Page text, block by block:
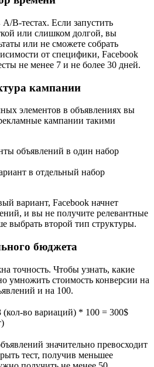
B-тестах. Если запустить
или слишком долгой, вы
или не сможете собрать
от специфики, Facebook
не менее 7 и не более 30 дней.
кампании
элементов в объявлениях вы
кампании такими
объявлений в один набор
в отдельный набор
вариант, Facebook начнет
и вы не получите релевантные
выбрать второй тип структуры.
бюджета
точность. Чтобы узнать, какие
умножить стоимость конверсии на
и на 100.
во вариаций) * 100 = 300$
значительно превосходит
тест, получив меньшее